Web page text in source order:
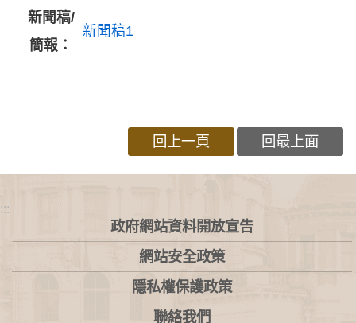
新聞稿/
簡報：
新聞稿1
回上一頁 回最上面
:::
政府網站資料開放宣告
網站安全政策
隱私權保護政策
聯絡我們